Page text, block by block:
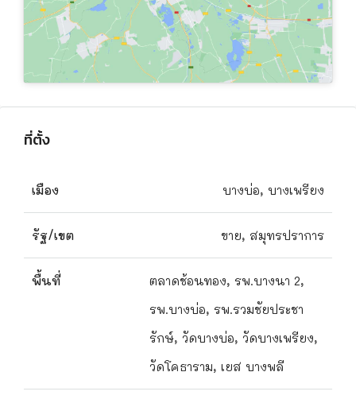
ที่ตั้ง
เมือง บางบ่อ, บางเพรียง
รัฐ/เขต ขาย, สมุทรปราการ
พื้นที่
ตลาดช้อนทอง, รพ.บางนา 2,
รพ.บางบ่อ, รพ.รวมชัยประชา
รักษ์, วัดบางบ่อ, วัดบางเพรียง,
วัดโคธาราม, เยส บางพลี